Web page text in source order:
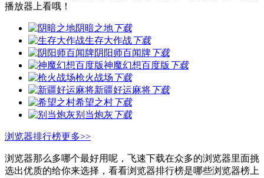
播放器上看哦！
阴暗之地下载
生存大作战下载
阴阳师百闻牌下载
神魔幻想百度版 下载
枪火战场 下载
新疆好运麻将下载
希望之村下载
别当炮灰 下载
浏览器排行榜更多>>
浏览器那么多哪个最好用呢，飞速下载在众多的浏览器里面挑
选出优质的给你来选择，看看浏览器排行榜是哪些浏览器榜上